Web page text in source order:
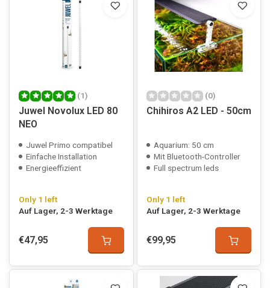
(1)
Juwel Novolux LED 80
NEO
Juwel Primo compatibel
Einfache Installation
Energieeffizient
Only 1 left
Auf Lager, 2-3 Werktage
€47,95
(0)
Chihiros A2 LED - 50cm
Aquarium: 50 cm
Mit Bluetooth-Controller
Full spectrum leds
Only 1 left
Auf Lager, 2-3 Werktage
€99,95